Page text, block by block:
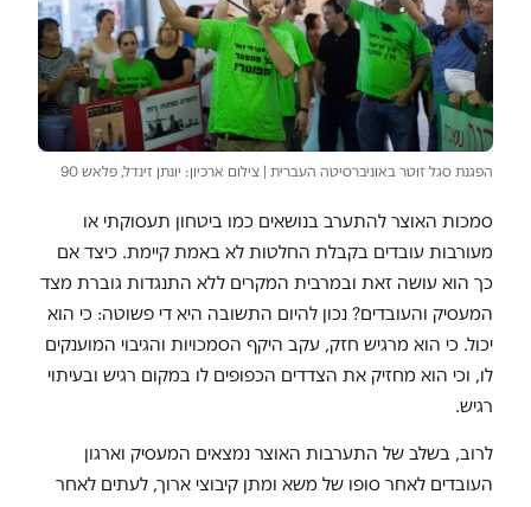
הפגנת סגל זוטר באוניברסיטה העברית | צילום ארכיון: יונתן זינדל, פלאש 90
סמכות האוצר להתערב בנושאים כמו ביטחון תעסוקתי או
מעורבות עובדים בקבלת החלטות לא באמת קיימת. כיצד אם
כך הוא עושה זאת ובמרבית המקרים ללא התנגדות גוברת מצד
המעסיק והעובדים? נכון להיום התשובה היא די פשוטה: כי הוא
יכול. כי הוא מרגיש חזק, עקב היקף הסמכויות והגיבוי המוענקים
לו, וכי הוא מחזיק את הצדדים הכפופים לו במקום רגיש ובעיתוי
רגיש.
לרוב, בשלב של התערבות האוצר נמצאים המעסיק וארגון
העובדים לאחר סופו של משא ומתן קיבוצי ארוך, לעתים לאחר